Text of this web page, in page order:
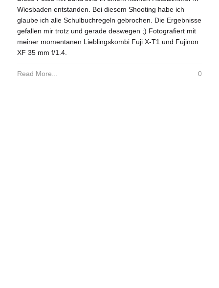
Wiesbaden entstanden. Bei diesem Shooting habe ich
glaube ich alle Schulbuchregeln gebrochen. Die Ergebnisse
gefallen mir trotz und gerade deswegen ;) Fotografiert mit
meiner momentanen Lieblingskombi Fuji X-T1 und Fujinon
XF 35 mm f/1.4.
Read More... 0